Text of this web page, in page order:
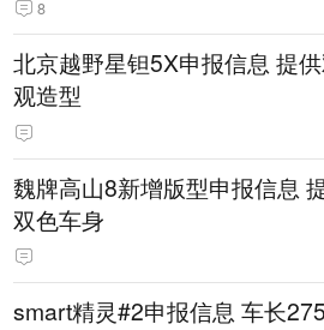
8
北京越野星钽5X申报信息 提
观造型
魏牌高山8新增版型申报信息
双色车身
smart精灵#2申报信息 车长